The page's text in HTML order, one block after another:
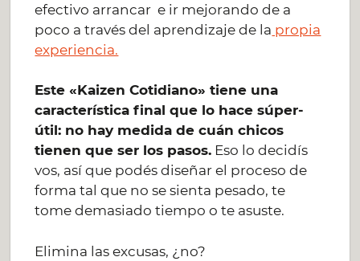
efectivo arrancar e ir mejorando de a
poco a través del aprendizaje de la propia
experiencia.
Este «Kaizen Cotidiano» tiene una
característica final que lo hace súper-
útil: no hay medida de cuán chicos
tienen que ser los pasos. Eso lo decidís
vos, así que podés diseñar el proceso de
forma tal que no se sienta pesado, te
tome demasiado tiempo o te asuste.
Elimina las excusas, ¿no?